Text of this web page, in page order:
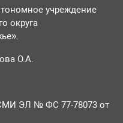
учреждение
округа
О.А.
ЭЛ № ФС 77-78073 от